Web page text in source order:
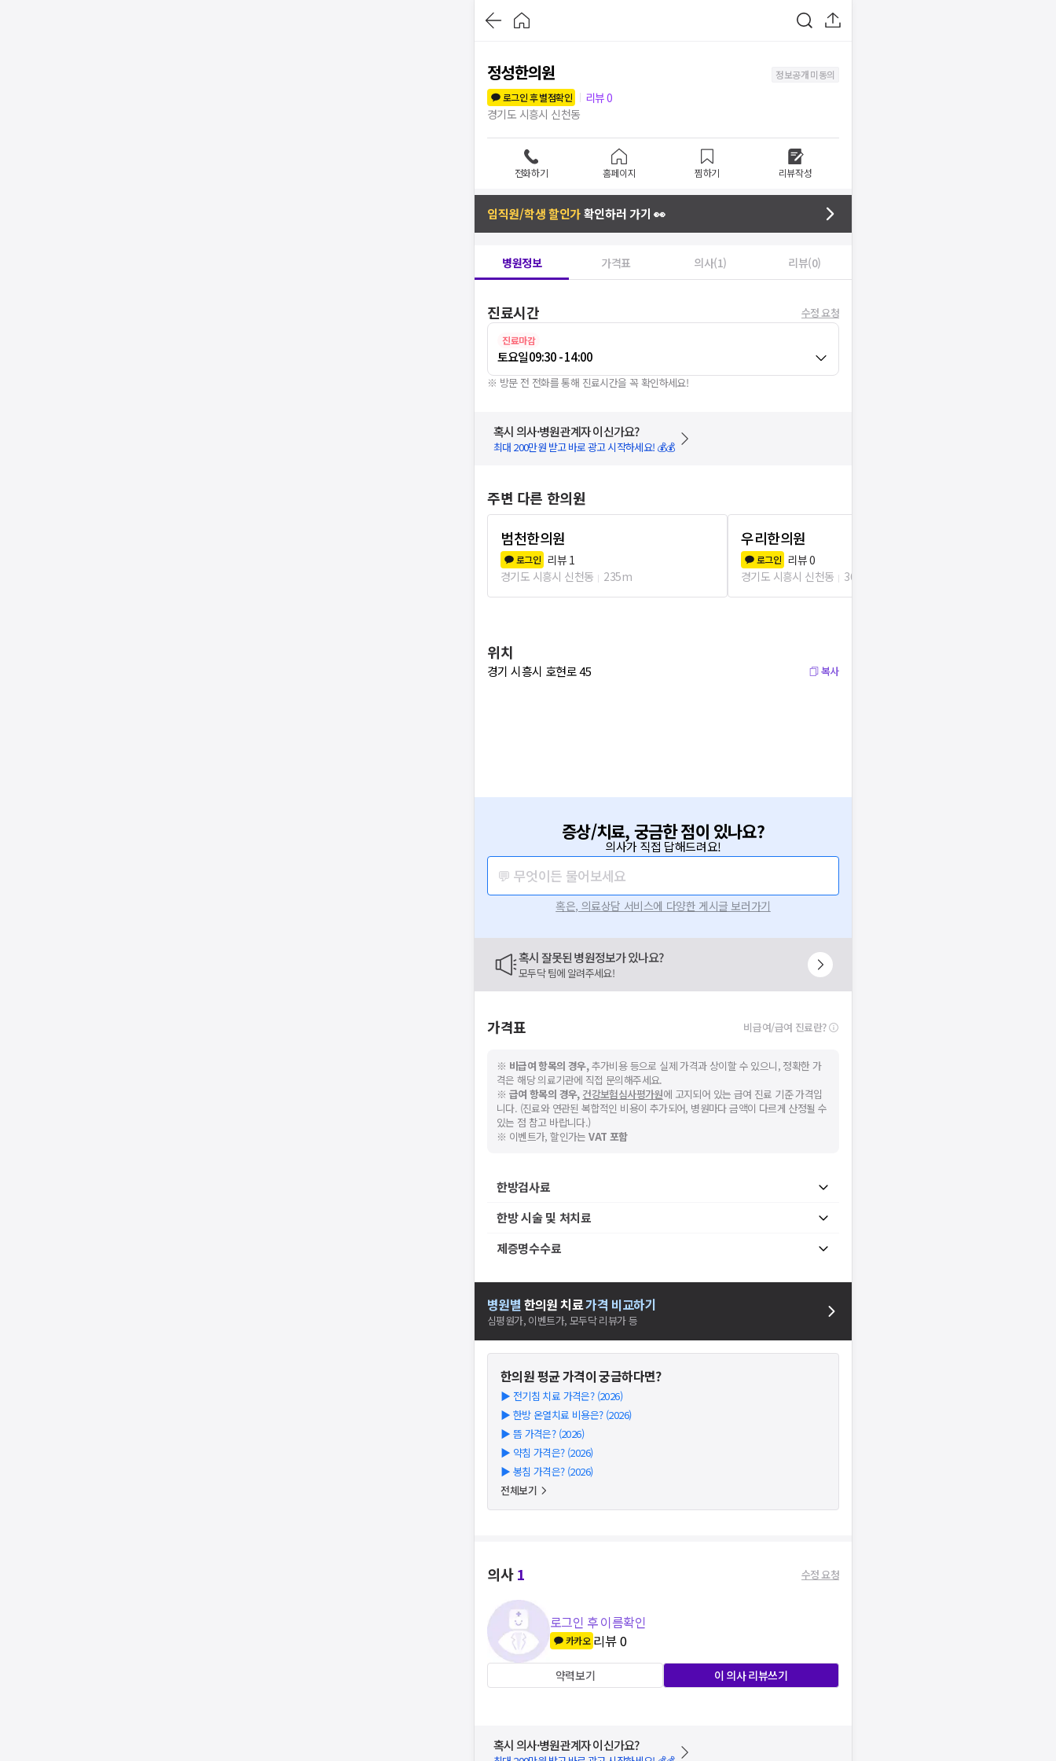
정성한의원
정보공개 미동의
로그인 후 별점확인
리뷰0
경기도 시흥시 신천동
전화하기 홈페이지 찜하기 리뷰작성
임직원/학생 할인가확인하러 가기 👀
병원정보 가격표 의사(1) 리뷰(0)
진료시간 수정 요청
진료마감
토요일09:30 - 14:00
※ 방문 전 전화를 통해 진료시간을 꼭 확인하세요!
혹시 의사·병원관계자 이신가요?
최대 200만원 받고 바로 광고 시작하세요! 💰💰
주변 다른 한의원
범천한의원
로그인 리뷰 1
경기도 시흥시 신천동
235m
우리한의원
로그인 리뷰0
경기도 시흥시 신천동
360m
위치
경기 시흥시 호현로 45 복사
증상/치료, 궁금한 점이 있나요?
의사가 직접 답해드려요!
💬 무엇이든 물어보세요
혹은, 의료상담 서비스에 다양한 게시글 보러가기
혹시 잘못된 병원정보가 있나요?
모두닥 팀에 알려주세요!
가격표 비급여/급여 진료란?
※ 비급여 항목의 경우,추가비용 등으로 실제 가격과 상이할 수 있으니, 정확한 가
격은 해당 의료기관에 직접 문의해주세요.
※ 급여 항목의 경우, 건강보험심사평가원에 고지되어 있는 급여 진료 기준 가격입
니다. (진료와 연관된 복합적인 비용이 추가되어, 병원마다 금액이 다르게 산정될 수
있는 점 참고 바랍니다.)
※ 이벤트가, 할인가는VAT 포함
한방검사료
한방 시술 및 처치료
제증명수수료
병원별 한의원치료가격 비교하기
심평원가, 이벤트가, 모두닥 리뷰가 등
한의원평균 가격이 궁금하다면?
▶ 전기침 치료 가격은? (2026)
▶ 한방 온열치료 비용은? (2026)
▶ 뜸 가격은? (2026)
▶ 약침 가격은? (2026)
▶ 봉침 가격은? (2026)
전체보기
의사1 수정 요청
로그인 후 이름확인
카카오 리뷰0
약력보기 이 의사 리뷰쓰기
혹시 의사·병원관계자 이신가요?